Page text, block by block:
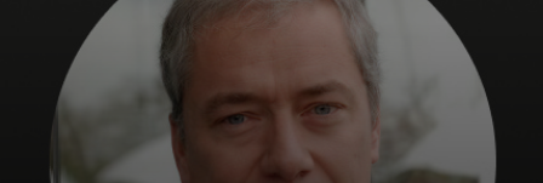
Per gli innovatori
Newsroom